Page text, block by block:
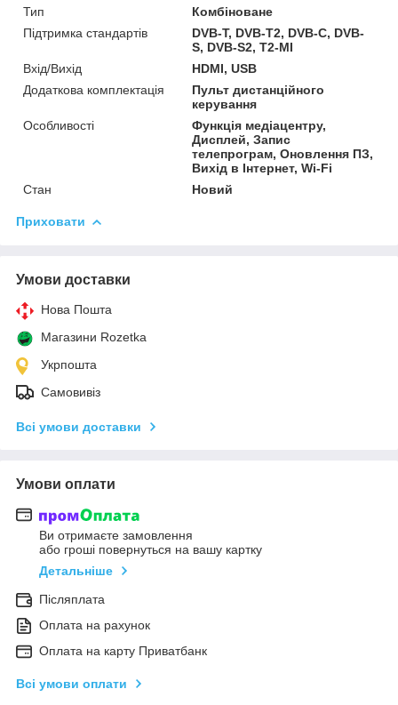
Тип
Комбіноване
Підтримка стандартів
DVB-T, DVB-T2, DVB-C, DVB-
S, DVB-S2, T2-MI
Вхід/Вихід
HDMI, USB
Додаткова комплектація
Пульт дистанційного
керування
Особливості
Функція медіацентру,
Дисплей, Запис
телепрограм, Оновлення ПЗ,
Вихід в Інтернет, Wi-Fi
Стан
Новий
Приховати
Умови доставки
Нова Пошта
Магазини Rozetka
Укрпошта
Самовивіз
Всі умови доставки
Умови оплати
Ви отримаєте замовлення
або гроші повернуться на вашу картку
Детальніше
Післяплата
Оплата на рахунок
Оплата на карту Приватбанк
Всі умови оплати